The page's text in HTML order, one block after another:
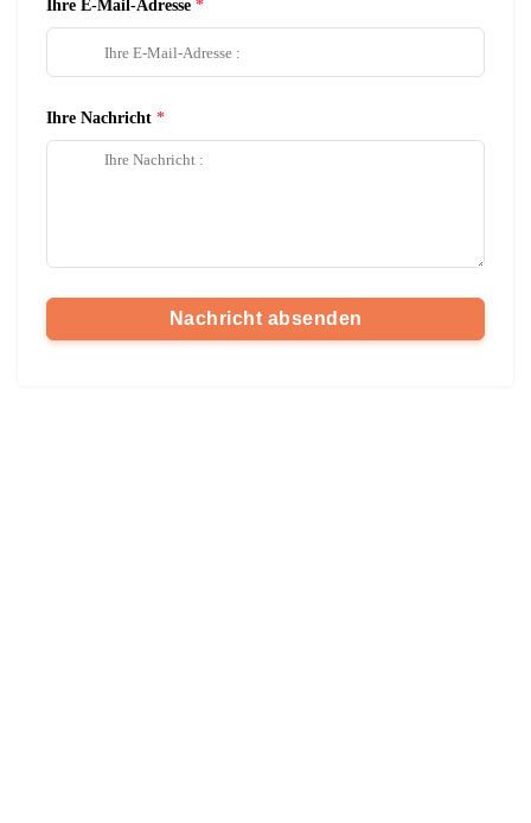
Ihre E-Mail-Adresse
Ihre Nachricht
Nachricht absenden